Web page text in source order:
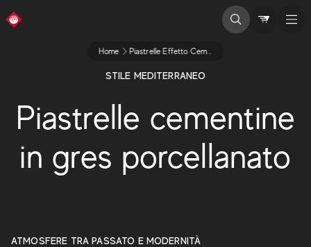
Home Piastrelle Effetto Cementine
STILE MEDITERRANEO
Piastrelle cementine
in gres porcellanato
ATMOSFERE TRA PASSATO E MODERNITÀ